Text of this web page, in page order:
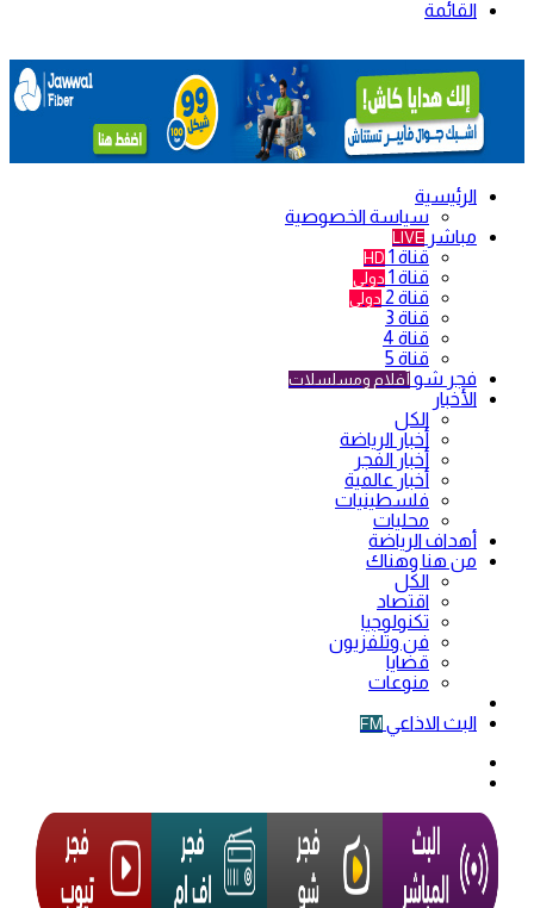
القائمة
الرئيسية
سياسة الخصوصية
مباشر LIVE
قناة 1 HD
قناة 1 دولي
قناة 2 دولي
قناة 3
قناة 4
قناة 5
فجر شو أفلام ومسلسلات
الأخبار
الكل
أخبار الرياضة
أخبار الفجر
أخبار عالمية
فلسطينيات
محليات
أهداف الرياضة
من هنا وهناك
الكل
اقتصاد
تكنولوجيا
فن وتلفزيون
قضايا
منوعات
البث الاذاعي FM